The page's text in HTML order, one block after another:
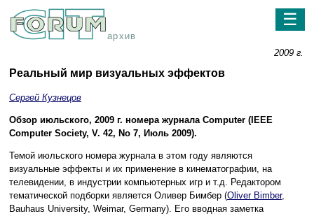
архив
☰
2009 г.
Реальный мир визуальных эффектов
Сергей Кузнецов
Обзор июльского, 2009 г. номера журнала Computer (IEEE
Computer Society, V. 42, No 7, Июль 2009).
Темой июльского номера журнала в этом году являются
визуальные эффекты и их применение в кинематографии, на
телевидении, в индустрии компьютерных игр и т.д. Редактором
тематической подборки является Оливер Бимбер (Oliver Bimber,
Bauhaus University, Weimar, Germany). Его вводная заметка